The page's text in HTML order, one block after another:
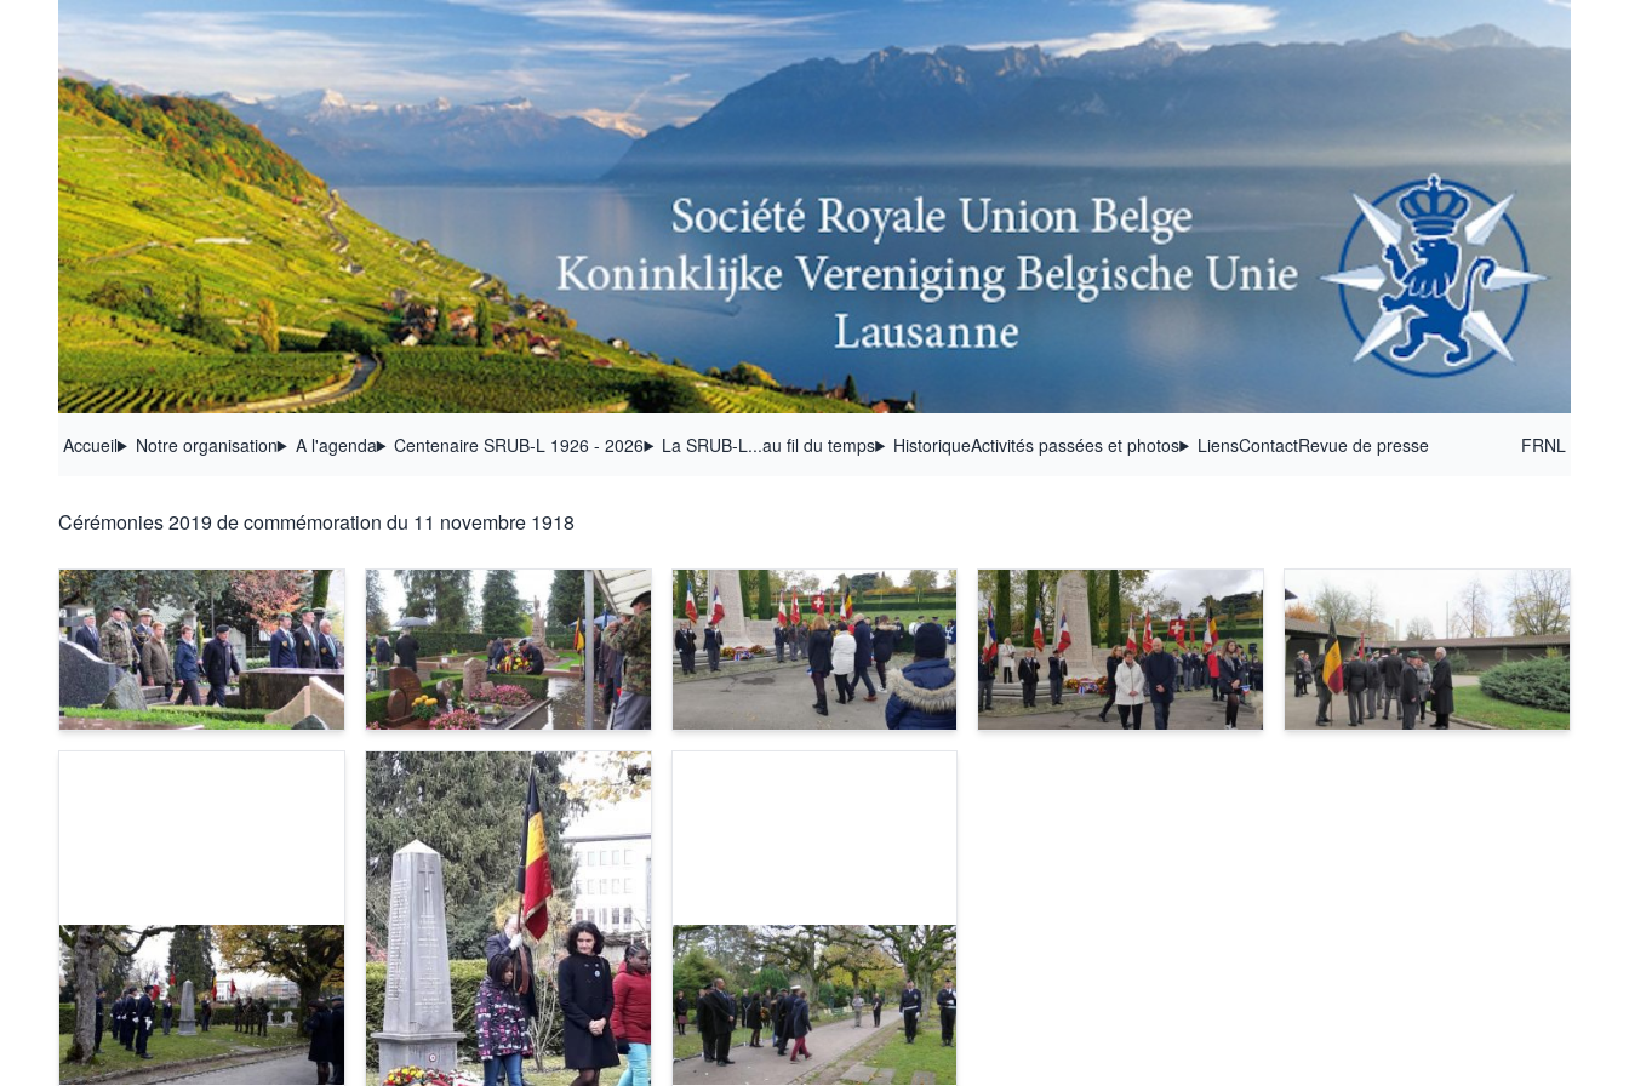
Accueil Notre organisation A l'agenda Centenaire SRUB-L 1926 - 2026 La SRUB-L...au fil du temps HistoriqueActivités passées et photos LiensContactRevue de presse FRNL
Cérémonies 2019 de commémoration du 11 novembre 1918